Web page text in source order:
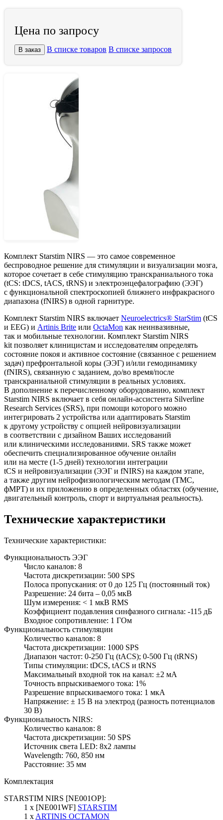
Цена по запросу
В заказ В списке товаров В списке запросов
Комплект Starstim NIRS — это самое современное
беспроводное решение для стимуляции и визуализации мозга,
которое сочетает в себе стимуляцию транскраниального тока
(tCS: tDCS, tACS, tRNS) и электроэнцефалографию (ЭЭГ)
с функциональной спектроскопией ближнего инфракрасного
диапазона (fNIRS) в одной гарнитуре.
Комплект Starstim NIRS включает Neuroelectrics® StarStim (tCS
и EEG) и Artinis Brite или OctaMon как неинвазивные,
так и мобильные технологии. Комплект Starstim NIRS
kit позволяет клиницистам и исследователям определять
состояние покоя и активное состояние (связанное с решением
задач) префронтальной коры (ЭЭГ) и/или гемодинамику
(fNIRS), связанную с заданием, до/во время/после
транскраниальной стимуляции в реальных условиях.
В дополнение к перечисленному оборудованию, комплект
Starstim NIRS включает в себя онлайн-ассистента Silverline
Research Services (SRS), при помощи которого можно
интегрировать 2 устройства или адаптировать Starstim
к другому устройству с опцией нейровизуализации
в соответствии с дизайном Ваших исследований
или клиническими исследованиями. SRS также может
обеспечить специализированное обучение онлайн
или на месте (1-5 дней) технологии интеграции
tCS и нейровизуализации (ЭЭГ и fNIRS) на каждом этапе,
а также другим нейрофизиологическим методам (ТМС,
фМРТ) и их приложению в определенных областях (обучение,
двигательный контроль, спорт и виртуальная реальность).
Технические характеристики
Технические характеристики:
Функциональность ЭЭГ
Число каналов: 8
Частота дискретизации: 500 SPS
Полоса пропускания: от 0 до 125 Гц (постоянный ток)
Разрешение: 24 бита – 0,05 мкВ
Шум измерения: < 1 мкВ RMS
Коэффициент подавления синфазного сигнала: -115 дБ
Входное сопротивление: 1 ГОм
Функциональность стимуляции
Количество каналов: 8
Частота дискретизации: 1000 SPS
Диапазон частот: 0-250 Гц (tACS); 0-500 Гц (tRNS)
Типы стимуляции: tDCS, tACS и tRNS
Максимальный входной ток на канал: ±2 мA
Точность впрыскиваемого тока: 1%
Разрешение впрыскиваемого тока: 1 мкA
Напряжение: ± 15 В на электрод (разность потенциалов
30 В)
Функциональность NIRS:
Количество каналов: 8
Частота дискретизации: 50 SPS
Источник света LED: 8x2 лампы
Wavelength: 760, 850 нм
Расстояние: 35 мм
Комплектация
STARSTIM NIRS [NE001OP]:
1 x [NE001WF] STARSTIM
1 x ARTINIS OCTAMON